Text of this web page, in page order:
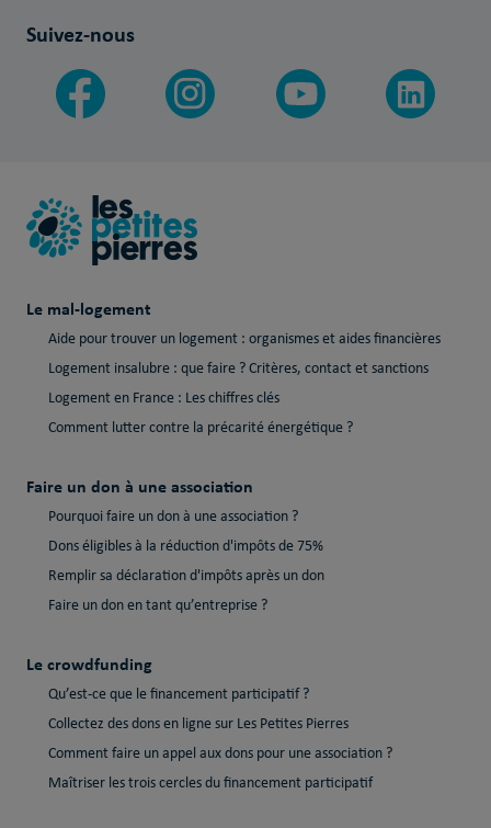
Suivez-nous
Le mal-logement
Aide pour trouver un logement : organismes et aides financières
Logement insalubre : que faire ? Critères, contact et sanctions
Logement en France : Les chiffres clés
Comment lutter contre la précarité énergétique ?
Faire un don à une association
Pourquoi faire un don à une association ?
Dons éligibles à la réduction d'impôts de 75%
Remplir sa déclaration d'impôts après un don
Faire un don en tant qu’entreprise ?
Le crowdfunding
Qu’est-ce que le financement participatif ?
Collectez des dons en ligne sur Les Petites Pierres
Comment faire un appel aux dons pour une association ?
Maîtriser les trois cercles du financement participatif